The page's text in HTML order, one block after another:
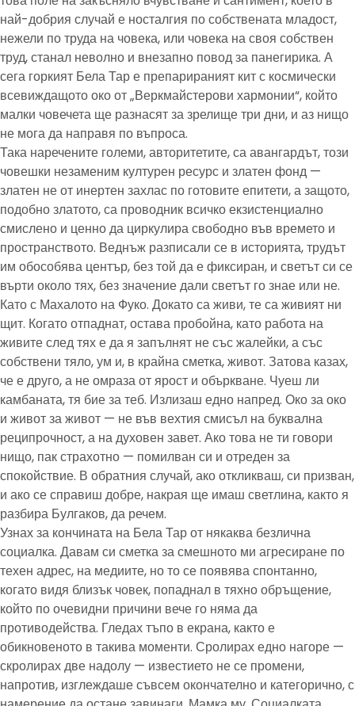
най-добрия случай е носталгия по собствената младост,
нежели по труда на човека, или човека на своя собствен
труд, станал неволно и внезапно повод за панегирика. А
сега горкият Бела Тар е препарираният кит с космически
всевиждащото око от „Веркмайстерови хармонии“, който
малки човечета ще разнасят за зрелище три дни, и аз нищо
не мога да направя по въпроса.
Така наречените големи, авторитетите, са авангардът, този
човешки незаменим културен ресурс и златен фонд —
златен не от инертен захлас по готовите епитети, а защото,
подобно златото, са проводник всичко екзистенциално
смислено и ценно да циркулира свободно във времето и
пространството. Веднъж разписали се в историята, трудът
им обособява център, без той да е фиксиран, и светът си се
върти около тях, без значение дали светът го знае или не.
Като с Махалото на Фуко. Докато са живи, те са живият ни
щит. Когато отпаднат, остава пробойна, като работа на
живите след тях е да я запълнят не със жалейки, а със
собствени тяло, ум и, в крайна сметка, живот. Затова казах,
че е друго, а не омраза от ярост и объркване. Чуеш ли
камбаната, тя бие за теб. Излизаш едно напред. Око за око
и живот за живот — не във вехтия смисъл на буквална
реципрочност, а на духовен завет. Ако това не ти говори
нищо, пак страхотно — помилван си и отреден за
спокойствие. В обратния случай, ако откликваш, си призван,
и ако се справиш добре, накрая ще имаш светлина, както я
разбира Булгаков, да речем.
Узнах за кончината на Бела Тар от някаква безлична
социалка. Давам си сметка за смешното ми агресиране по
техен адрес, на медиите, но то се появява спонтанно,
когато видя близък човек, попаднал в тяхно обръщение,
който по очевидни причини вече го няма да
противодейства. Гледах тъпо в екрана, както е
обикновеното в такива моменти. Сролирах едно нагоре —
скролирах две надолу — известието не се промени,
напротив, изглеждаше съвсем окончателно и категорично, с